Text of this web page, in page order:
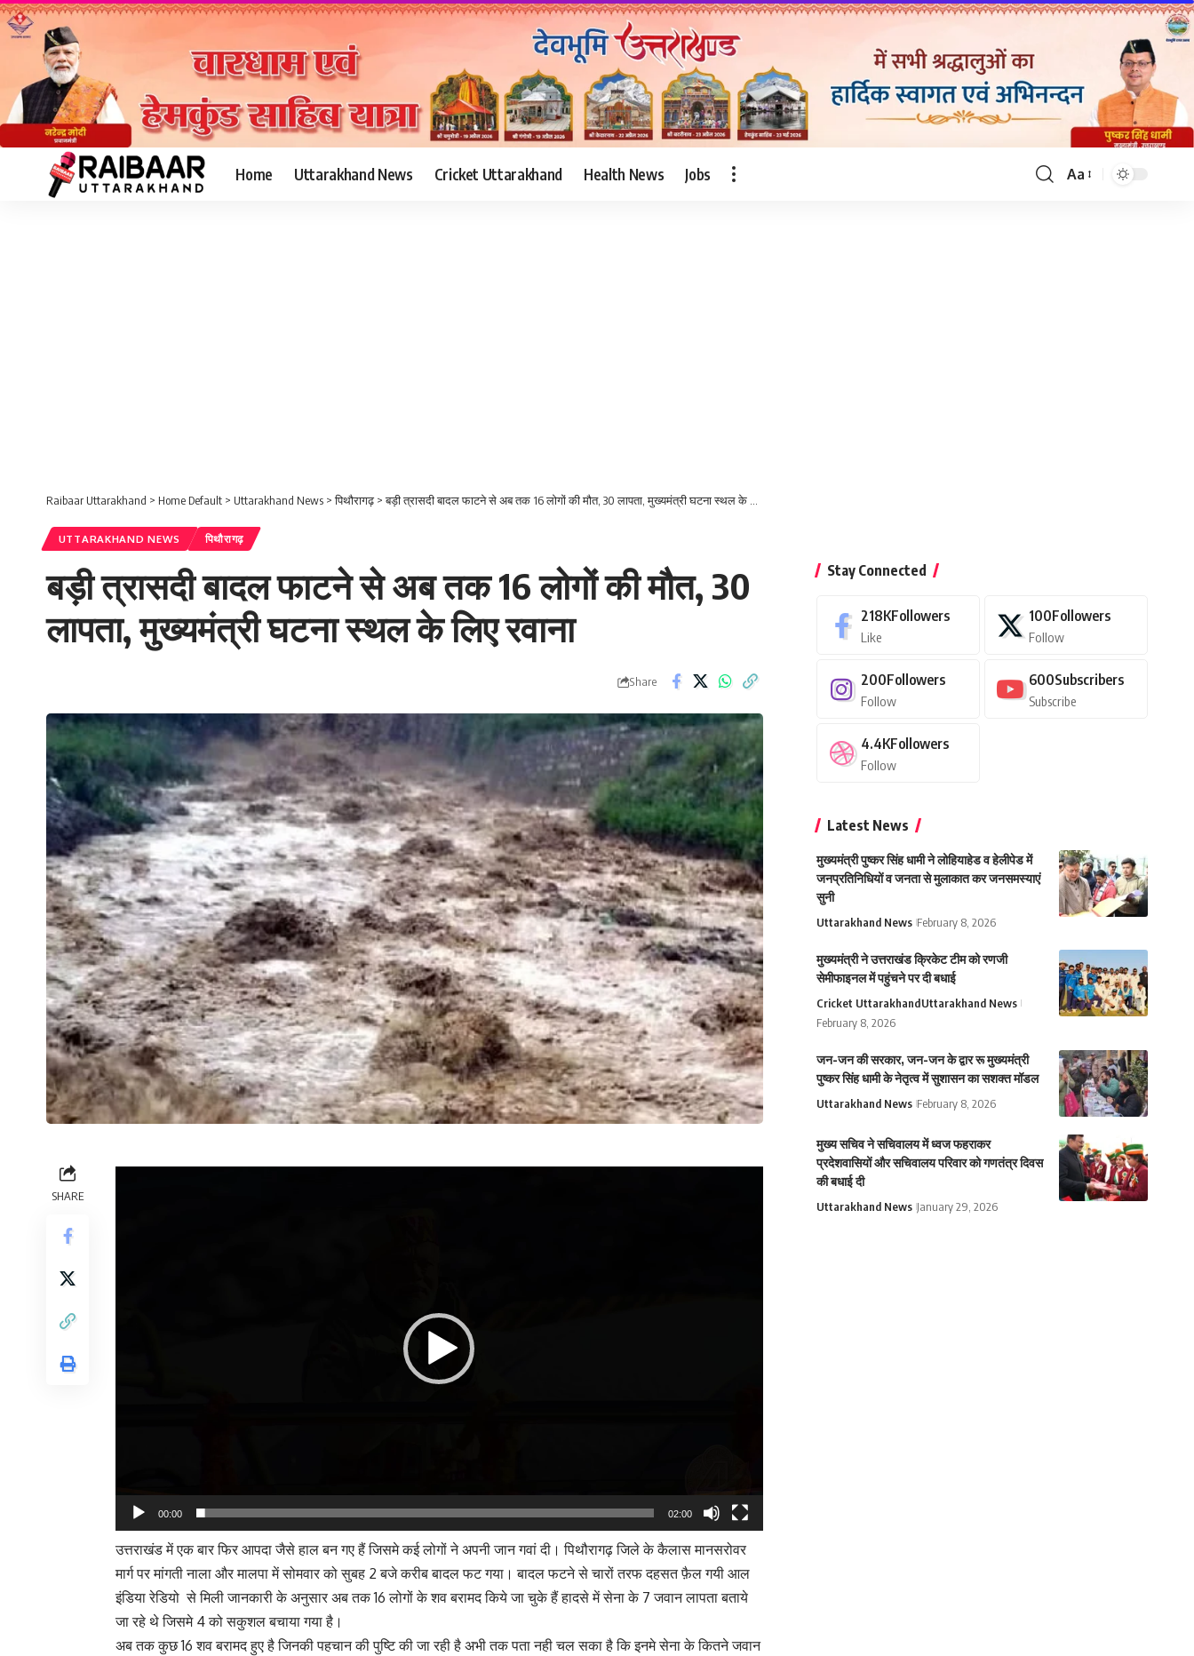
Home Uttarakhand News Cricket Uttarakhand Health News Jobs
Font
Aa
Raibaar Uttarakhand > Home Default > Uttarakhand News >पिथौरागढ़>बड़ी त्रासदी बादल फाटने से अब तक 16 लोगों की मौत, 30 लापता, मुख्यमंत्री घटना स्थल के लिए रवाना
UTTARAKHAND NEWS पिथौरागढ़
बड़ी त्रासदी बादल फाटने से अब तक 16 लोगों की मौत, 30
लापता, मुख्यमंत्री घटना स्थल के लिए रवाना
Share
SHARE
00:00 02:00
उत्तराखंड में एक बार फिर आपदा जैसे हाल बन गए हैं जिसमे कई लोगों ने अपनी जान गवां दी। पिथौरागढ़ जिले के कैलास मानसरोवर
मार्ग पर मांगती नाला और मालपा में सोमवार को सुबह 2 बजे करीब बादल फट गया। बादल फटने से चारों तरफ दहसत फ़ैल गयी आल
इंडिया रेडियो से मिली जानकारी के अनुसार अब तक 16 लोगों के शव बरामद किये जा चुके हैं हादसे में सेना के 7 जवान लापता बताये
जा रहे थे जिसमे 4 को सकुशल बचाया गया है।
अब तक कुछ 16 शव बरामद हुए है जिनकी पहचान की पुष्टि की जा रही है अभी तक पता नही चल सका है कि इनमे सेना के कितने जवान
Stay Connected
218KFollowers
Like
100Followers
Follow
200Followers
Follow
600Subscribers
Subscribe
4.4KFollowers
Follow
Latest News
मुख्यमंत्री पुष्कर सिंह धामी ने लोहियाहेड व हेलीपेड में
जनप्रतिनिधियों व जनता से मुलाकात कर जनसमस्याएं
सुनी
Uttarakhand News February 8, 2026
मुख्यमंत्री ने उत्तराखंड क्रिकेट टीम को रणजी
सेमीफाइनल में पहुंचने पर दी बधाई
Cricket UttarakhandUttarakhand News
February 8, 2026
जन-जन की सरकार, जन-जन के द्वार रू मुख्यमंत्री
पुष्कर सिंह धामी के नेतृत्व में सुशासन का सशक्त मॉडल
Uttarakhand News February 8, 2026
मुख्य सचिव ने सचिवालय में ध्वज फहराकर
प्रदेशवासियों और सचिवालय परिवार को गणतंत्र दिवस
की बधाई दी
Uttarakhand News January 29, 2026